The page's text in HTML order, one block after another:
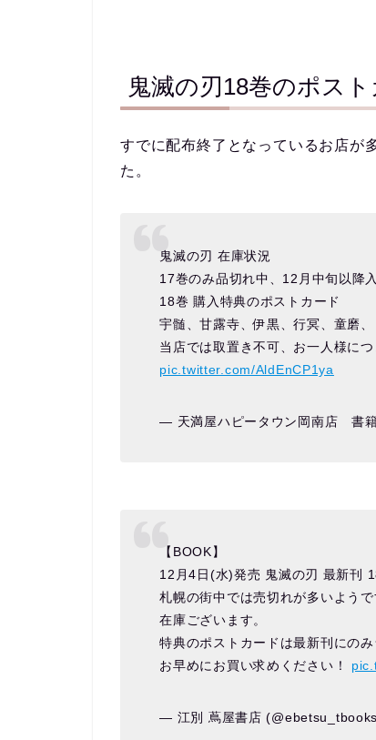
鬼滅の刃18巻のポス
すでに配布終了となっているお店が
た。
鬼滅の刃 在庫状況
17巻のみ品切れ中、12月中旬以降
18巻 購入特典のポストカード
宇髄、甘露寺、伊黒、行冥、童磨
当店では取置き不可、お一人様に
pic.twitter.com/AldEnCP1ya
— 天満屋ハピータウン岡南店 書
【BOOK】
12月4日(水)発売 鬼滅の刃 最新刊
札幌の街中では売切れが多いよう
在庫ございます。
特典のポストカードは最新刊にの
お早めにお買い求めください！
— 江別 蔦屋書店